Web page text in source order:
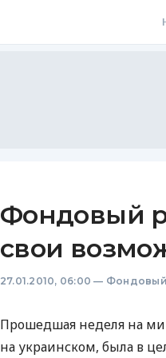
Фондовый
свои
27.01.2010, 06:00 —
Прошедшая неделя на
на украинском, была в